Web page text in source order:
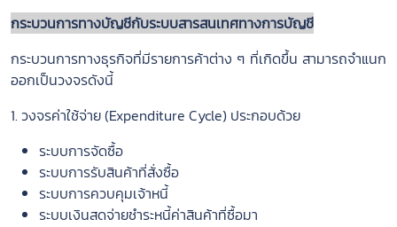
กระบวนการทางบัญชีกับระบบสารสนเทศทางการบัญชี
กระบวนการทางธุรกิจที่มีรายการค้าต่าง ๆ ที่เกิดขึ้น สามารถจำแนก
ออกเป็นวงจรดังนี้
1. วงจรค่าใช้จ่าย (Expenditure Cycle) ประกอบด้วย
ระบบการจัดซื้อ
ระบบการรับสินค้าที่สั่งซื้อ
ระบบการควบคุมเจ้าหนี้
ระบบเงินสดจ่ายชำระหนี้ค่าสินค้าที่ซื้อมา